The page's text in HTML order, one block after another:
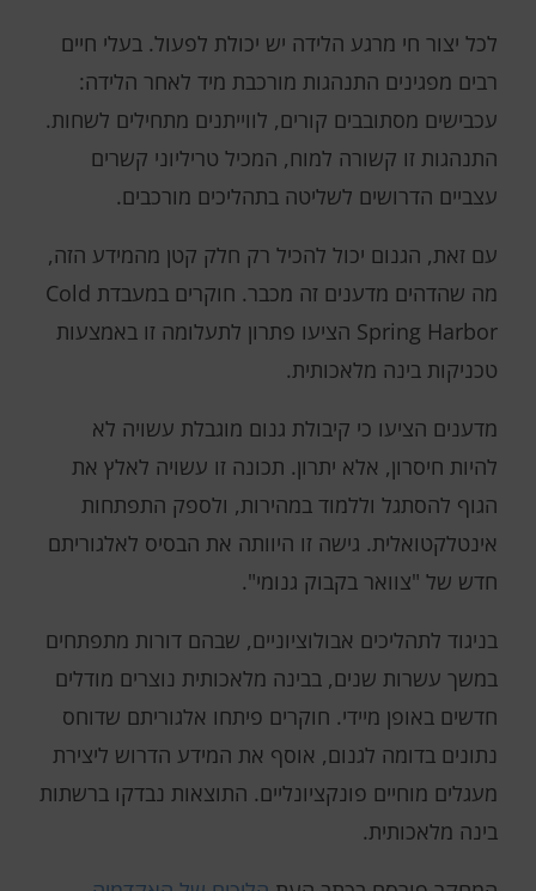
לכל יצור חי מרגע הלידה יש ​​יכולת לפעול. בעלי חיים
רבים מפגינים התנהגות מורכבת מיד לאחר הלידה:
עכבישים מסתובבים קורים, לווייתנים מתחילים לשחות.
התנהגות זו קשורה למוח, המכיל טריליוני קשרים
עצביים הדרושים לשליטה בתהליכים מורכבים.
עם זאת, הגנום יכול להכיל רק חלק קטן מהמידע הזה,
מה שהדהים מדענים זה מכבר. חוקרים במעבדת Cold
Spring Harbor הציעו פתרון לתעלומה זו באמצעות
טכניקות בינה מלאכותית.
מדענים הציעו כי קיבולת גנום מוגבלת עשויה לא
להיות חיסרון, אלא יתרון. תכונה זו עשויה לאלץ את
הגוף להסתגל וללמוד במהירות, ולספק התפתחות
אינטלקטואלית. גישה זו היוותה את הבסיס לאלגוריתם
חדש של "צוואר בקבוק גנומי".
בניגוד לתהליכים אבולוציוניים, שבהם דורות מתפתחים
במשך עשרות שנים, בבינה מלאכותית נוצרים מודלים
חדשים באופן מיידי. חוקרים פיתחו אלגוריתם שדוחס
נתונים בדומה לגנום, אוסף את המידע הדרוש ליצירת
מעגלים מוחיים פונקציונליים. התוצאות נבדקו ברשתות
בינה מלאכותית.